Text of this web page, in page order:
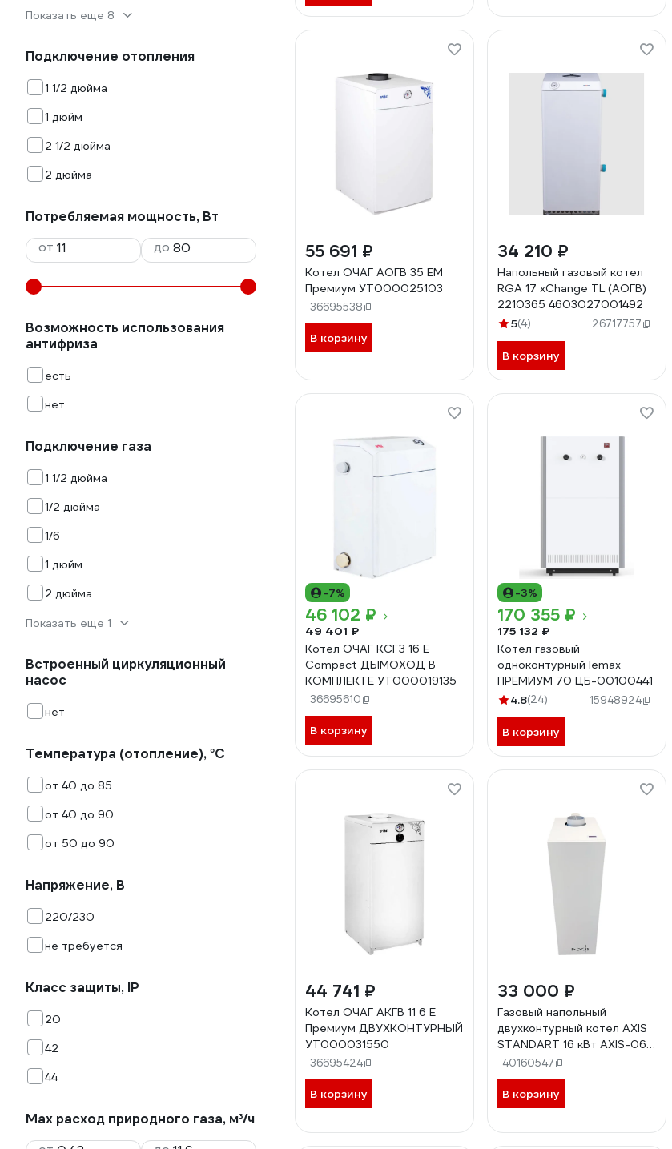
Показать еще 8
Подключение отопления
1 1/2 дюйма
1 дюйм
2 1/2 дюйма
2 дюйма
Потребляемая мощность, Вт
от
до
Возможность использования
антифриза
есть
нет
Подключение газа
1 1/2 дюйма
1/2 дюйма
1/6
1 дюйм
2 дюйма
Показать еще 1
Встроенный циркуляционный
насос
нет
Температура (отопление), °С
от 40 до 85
от 40 до 90
от 50 до 90
Напряжение, В
220/230
не требуется
Класс защиты, IP
20
42
44
Max расход природного газа, м³/ч
55 691 ₽
Котел ОЧАГ АОГВ 35 ЕM
Премиум УТ000025103
36695538
В корзину
34 210 ₽
Напольный газовый котел
RGA 17 хChange TL (АОГВ)
2210365 4603027001492
5(4) 26717757
В корзину
-7%
46 102 ₽
49 401 ₽
Котел ОЧАГ КСГЗ 16 Е
Compact ДЫМОХОД В
КОМПЛЕКТЕ УТ000019135
36695610
В корзину
-3%
170 355 ₽
175 132 ₽
Котёл газовый
одноконтурный lemax
ПРЕМИУМ 70 ЦБ-00100441
4.8(24) 15948924
В корзину
44 741 ₽
Котел ОЧАГ АКГВ 11 6 Е
Премиум ДВУХКОНТУРНЫЙ
УТ000031550
36695424
В корзину
33 000 ₽
Газовый напольный
двухконтурный котел AXIS
STANDART 16 кВт AXIS-06-
16TW-00
40160547
В корзину